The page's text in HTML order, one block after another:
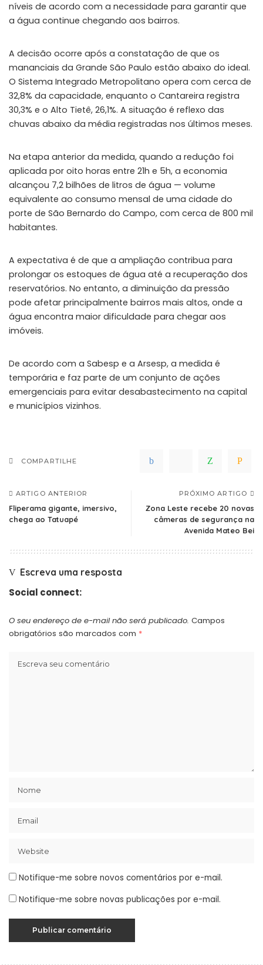
níveis de acordo com a necessidade para garantir que
a água continue chegando aos bairros.
A decisão ocorre após a constatação de que os
mananciais da Grande São Paulo estão abaixo do ideal.
O Sistema Integrado Metropolitano opera com cerca de
32,8% da capacidade, enquanto o Cantareira registra
30,3% e o Alto Tietê, 26,1%. A situação é reflexo das
chuvas abaixo da média registradas nos últimos meses.
Na etapa anterior da medida, quando a redução foi
aplicada por oito horas entre 21h e 5h, a economia
alcançou 7,2 bilhões de litros de água — volume
equivalente ao consumo mensal de uma cidade do
porte de São Bernardo do Campo, com cerca de 800 mil
habitantes.
A expectativa é de que a ampliação contribua para
prolongar os estoques de água até a recuperação dos
reservatórios. No entanto, a diminuição da pressão
pode afetar principalmente bairros mais altos, onde a
água encontra maior dificuldade para chegar aos
imóveis.
De acordo com a Sabesp e a Arsesp, a medida é
temporária e faz parte de um conjunto de ações
emergenciais para evitar desabastecimento na capital
e municípios vizinhos.
COMPARTILHE
ARTIGO ANTERIOR
Fliperama gigante, imersivo,
chega ao Tatuapé
PRÓXIMO ARTIGO
Zona Leste recebe 20 novas
câmeras de segurança na
Avenida Mateo Bei
Escreva uma resposta
Social connect:
O seu endereço de e-mail não será publicado. Campos
obrigatórios são marcados com *
Notifique-me sobre novos comentários por e-mail.
Notifique-me sobre novas publicações por e-mail.